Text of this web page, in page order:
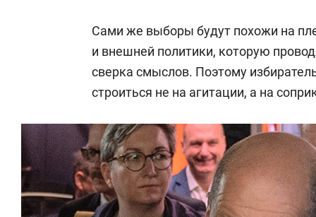
председатель комитета по
председателя Октябрьского
С 1997-го работал гендиректором
участие в президентских выборах в
Государственной Думы РФ,
2004 год — заместитель
Сами же выборы будут похожи на
и внешней политики, которую
сверка смыслов. Поэтому
строиться не на агитации, а на